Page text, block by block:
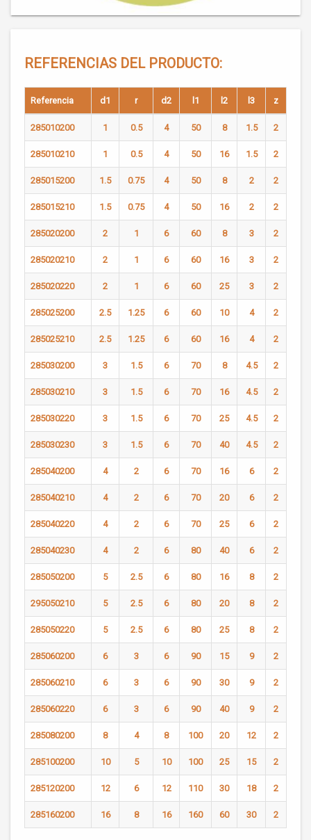
REFERENCIAS DEL PRODUCTO:
Referencia d1 r d2 l1 l2 l3 z
285010200 1 0.5 4 50 8 1.5 2
285010210 1 0.5 4 50 16 1.5 2
285015200 1.5 0.75 4 50 8 2 2
285015210 1.5 0.75 4 50 16 2 2
285020200 2 1 6 60 8 3 2
285020210 2 1 6 60 16 3 2
285020220 2 1 6 60 25 3 2
285025200 2.5 1.25 6 60 10 4 2
285025210 2.5 1.25 6 60 16 4 2
285030200 3 1.5 6 70 8 4.5 2
285030210 3 1.5 6 70 16 4.5 2
285030220 3 1.5 6 70 25 4.5 2
285030230 3 1.5 6 70 40 4.5 2
285040200 4 2 6 70 16 6 2
285040210 4 2 6 70 20 6 2
285040220 4 2 6 70 25 6 2
285040230 4 2 6 80 40 6 2
285050200 5 2.5 6 80 16 8 2
295050210 5 2.5 6 80 20 8 2
285050220 5 2.5 6 80 25 8 2
285060200 6 3 6 90 15 9 2
285060210 6 3 6 90 30 9 2
285060220 6 3 6 90 40 9 2
285080200 8 4 8 100 20 12 2
285100200 10 5 10 100 25 15 2
285120200 12 6 12 110 30 18 2
285160200 16 8 16 160 60 30 2